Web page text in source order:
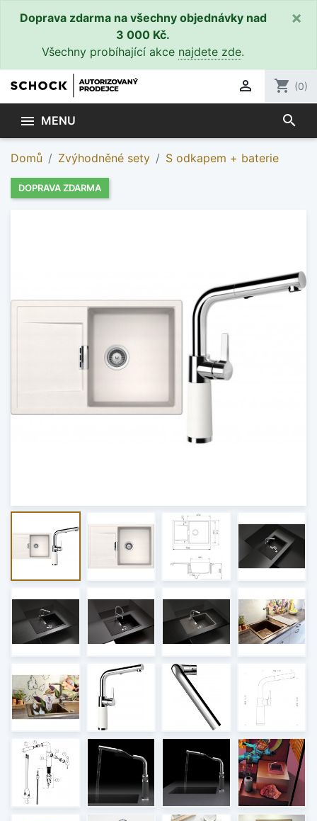
Doprava zdarma na všechny objednávky nad
3 000 Kč.
Všechny probíhající akce najdete zde.
×
 shopping_cart (0)
 MENU search
Domů Zvýhodněné sety S odkapem + baterie
DOPRAVA ZDARMA